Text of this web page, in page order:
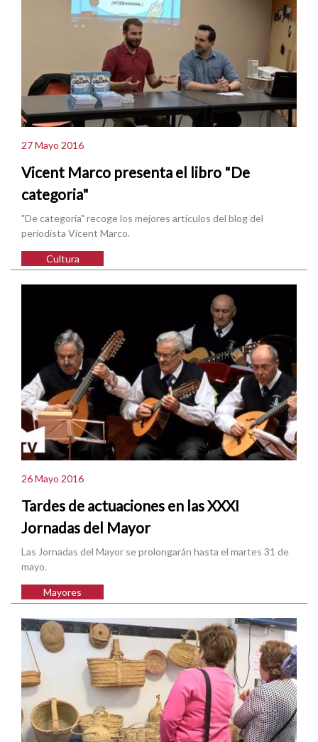
27 Mayo 2016
Vicent Marco presenta el libro "De
categoria"
"De categoria" recoge los mejores artículos del blog del
periodista Vicent Marco.
Cultura
26 Mayo 2016
Tardes de actuaciones en las XXXI
Jornadas del Mayor
Las Jornadas del Mayor se prolongarán hasta el martes 31 de
mayo.
Mayores